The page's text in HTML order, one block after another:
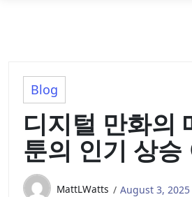
Blog
디지털 만화의
툰의 인기 상승
MattLWatts August 3, 2025